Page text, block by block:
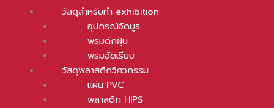
วัสดุสำหรับทำ exhibition
อุปกรณ์จัดบูธ
พรมดักฝุ่น
พรมอัดเรียบ
วัสดุพลาสติกวิศวกรรม
แผ่น PVC
พลาสติก HIPS